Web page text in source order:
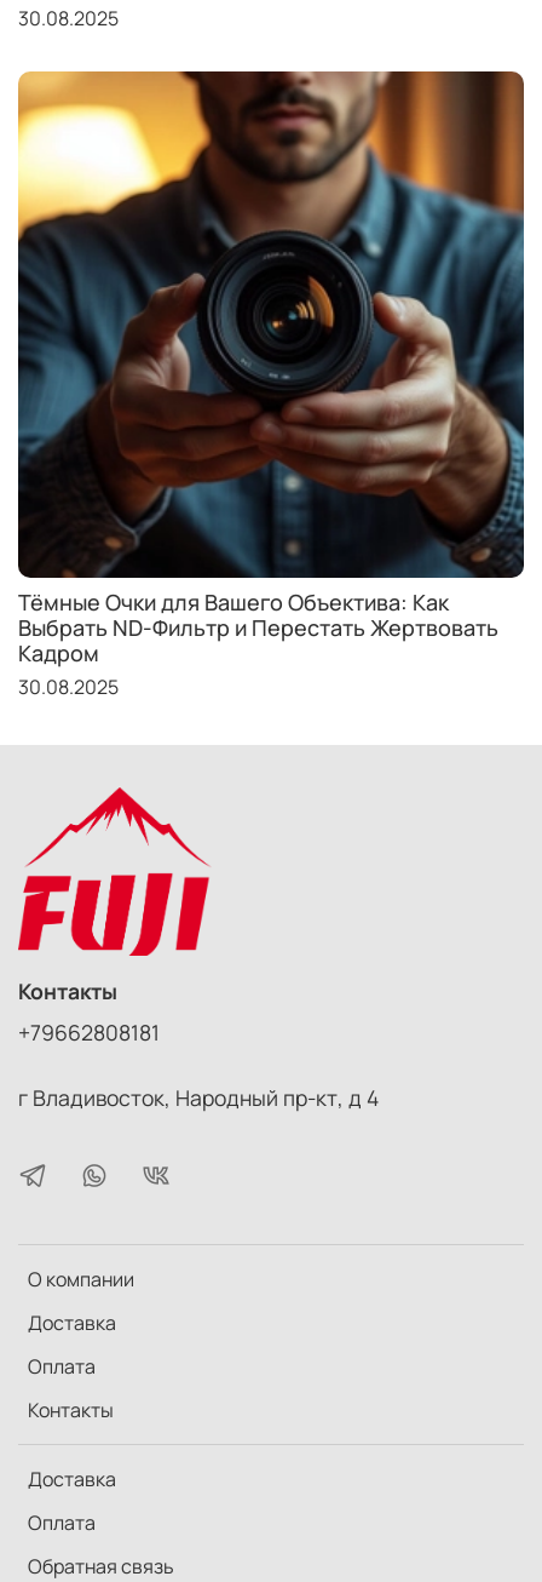
30.08.2025
Тёмные Очки для Вашего Объектива: Как
Выбрать ND-Фильтр и Перестать Жертвовать
Кадром
30.08.2025
О компании
Доставка
Оплата
Контакты
Доставка
Оплата
Обратная связь
Контакты
+79662808181
г Владивосток, Народный пр-кт, д 4